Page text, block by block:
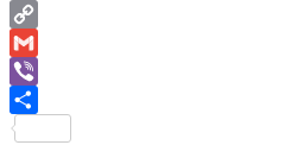
Email
Copy
Link
Gmail
Viber